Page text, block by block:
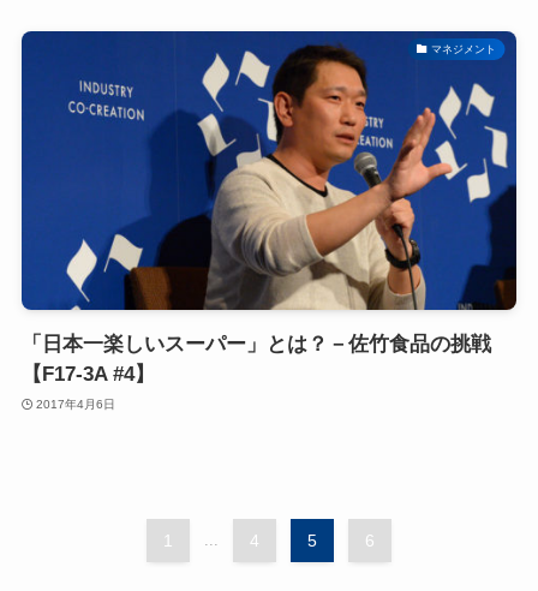
マネジメント
「日本一楽しいスーパー」とは？－佐竹食品の挑戦
【F17-3A #4】
2017年4月6日
1 4 5 6